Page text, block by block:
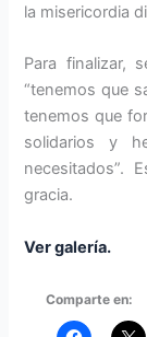
la misericordia
Para finalizar,
“tenemos que
tenemos que
solidarios y
necesitados”.
gracia.
Ver galería.
Comparte en: